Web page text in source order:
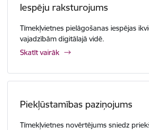
Iespēju raksturojums
Tīmekļvietnes pielāgošanas iespējas
vajadzībām digitālajā vidē.
Skatīt vairāk
Piekļūstamības paziņojums
Tīmekļvietnes novērtējums sniedz